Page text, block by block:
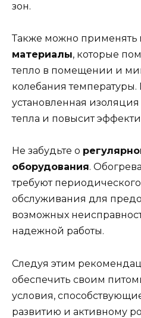
зон.
Также можно применять
материалы, которые
тепло в помещении и
колебания
установленная
тепла и повысит
Не забудьте о
оборудования.
требуют
обслуживания для
возможных
надежной работы.
Следуя этим
обеспечить своим
условия,
развитию и активному